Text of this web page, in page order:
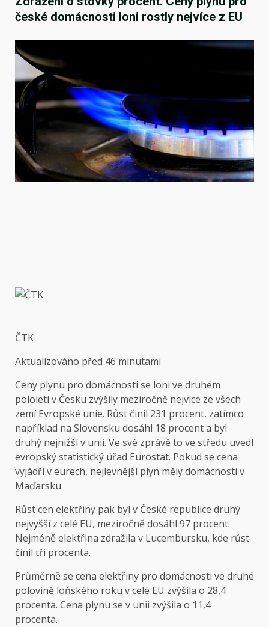
české domácnosti loni rostly nejvíce z EU
ČTK
Aktualizováno před 46 minutami
Ceny plynu pro domácnosti se loni ve druhém
pololetí v Česku zvýšily meziročně nejvíce ze všech
zemí Evropské unie. Růst činil 231 procent, zatímco
například na Slovensku dosáhl 18 procent a byl
druhý nejnižší v unii. Ve své zprávě to ve středu uvedl
evropský statistický úřad Eurostat. Pokud se cena
vyjádří v eurech, nejlevnější plyn měly domácnosti v
Maďarsku.
Růst cen elektřiny pak byl v České republice druhý
nejvyšší z celé EU, meziročně dosáhl 97 procent.
Nejméně elektřina zdražila v Lucembursku, kde růst
činil tři procenta.
Průměrně se cena elektřiny pro domácnosti ve druhé
polovině loňského roku v celé EU zvýšila o 28,4
procenta. Cena plynu se v unii zvýšila o 11,4
procenta.